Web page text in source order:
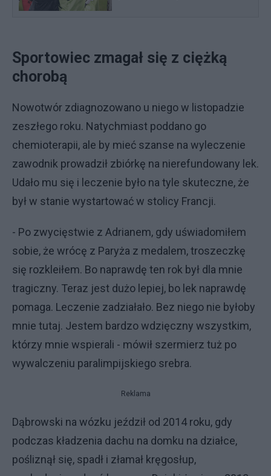
Sportowiec zmagał się z ciężką
chorobą
Nowotwór zdiagnozowano u niego w listopadzie
zeszłego roku. Natychmiast poddano go
chemioterapii, ale by mieć szanse na wyleczenie
zawodnik prowadził zbiórkę na nierefundowany lek.
Udało mu się i leczenie było na tyle skuteczne, że
był w stanie wystartować w stolicy Francji.
- Po zwycięstwie z Adrianem, gdy uświadomiłem
sobie, że wrócę z Paryża z medalem, troszeczkę
się rozkleiłem. Bo naprawdę ten rok był dla mnie
tragiczny. Teraz jest dużo lepiej, bo lek naprawdę
pomaga. Leczenie zadziałało. Bez niego nie byłoby
mnie tutaj. Jestem bardzo wdzięczny wszystkim,
którzy mnie wspierali - mówił szermierz tuż po
wywalczeniu paralimpijskiego srebra.
Reklama
Dąbrowski na wózku jeździł od 2014 roku, gdy
podczas kładzenia dachu na domku na działce,
pośliznął się, spadł i złamał kręgosłup,